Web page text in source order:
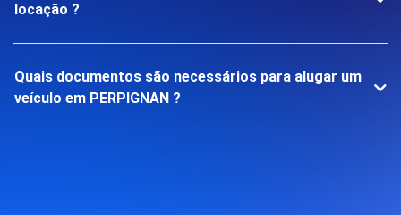
locação ?
Quais documentos são necessários para alugar um
veículo em PERPIGNAN ?